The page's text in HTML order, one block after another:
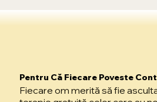
Pentru Că Fiecare Poveste
Fiecare om merită să fie